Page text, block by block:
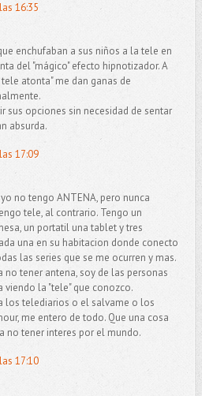
16:35
enchufaban a sus niños a la tele en
del "mágico" efecto hipnotizador. A
atonta" me dan ganas de
sus opciones sin necesidad de sentar
absurda.
17:09
no tengo ANTENA, pero nunca
tele, al contrario. Tengo un
un portatil una tablet y tres
una en su habitacion donde conecto
las series que se me ocurren y mas.
no tener antena, soy de las personas
viendo la "tele" que conozco.
los telediarios o el salvame o los
me entero de todo. Que una cosa
no tener interes por el mundo.
17:10